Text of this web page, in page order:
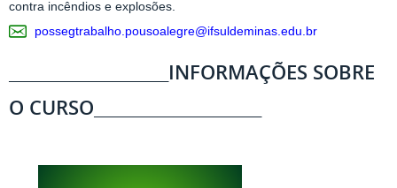
contra incêndios e explosões.
possegtrabalho.pousoalegre@ifsuldeminas.edu.br
____________________INFORMAÇÕES SOBRE
O CURSO_____________________